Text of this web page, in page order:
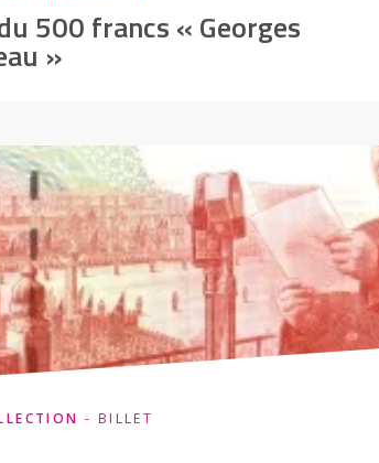
500 francs « Georges
»
- BILLET